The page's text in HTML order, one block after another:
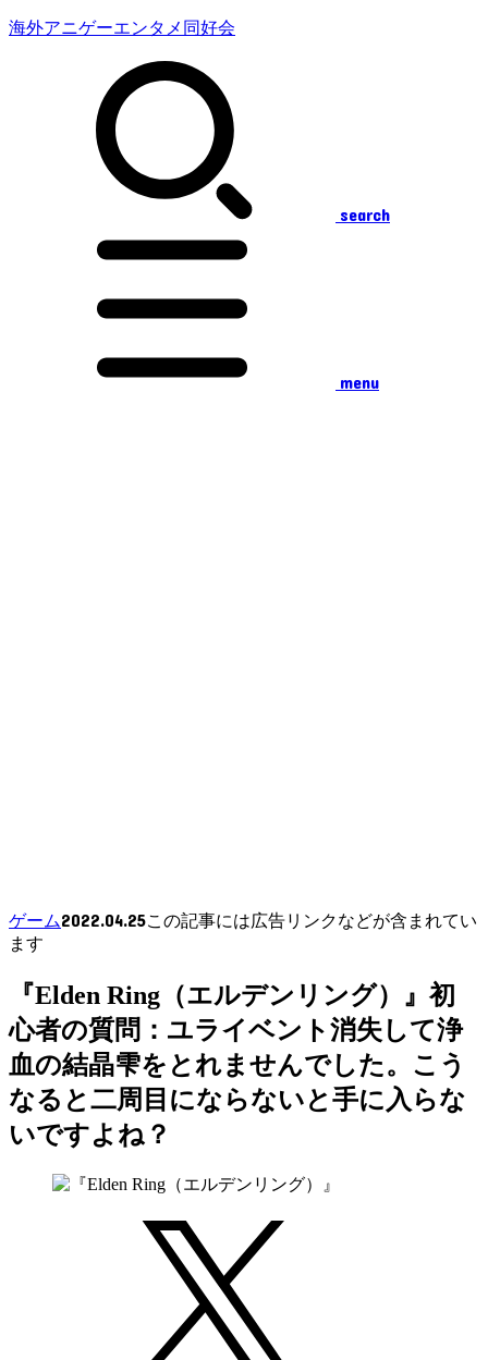
海外アニゲーエンタメ同好会
search
menu
ゲーム2022.04.25この記事には広告リンクなどが含まれてい
ます
『Elden Ring（エルデンリング）』初
心者の質問：ユライベント消失して浄
血の結晶雫をとれませんでした。こう
なると二周目にならないと手に入らな
いですよね？